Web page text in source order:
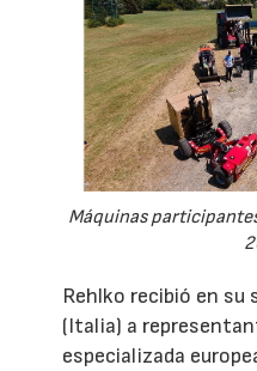
Máquinas
Rehlko recibió en su
(Italia) a
especializada